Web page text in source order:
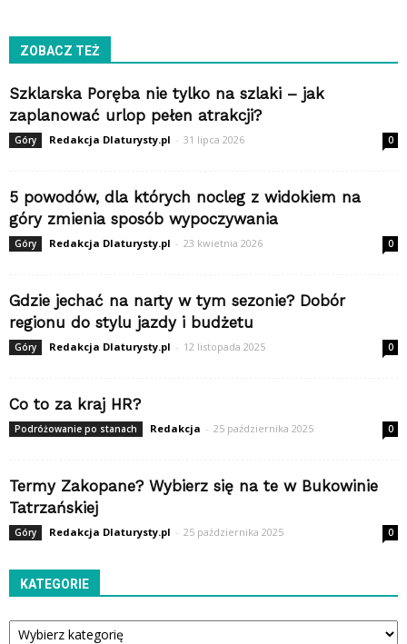
ZOBACZ TEŻ
Szklarska Poręba nie tylko na szlaki – jak
zaplanować urlop pełen atrakcji?
Góry Redakcja Dlaturysty.pl - 31 lipca 2026 0
5 powodów, dla których nocleg z widokiem na
góry zmienia sposób wypoczywania
Góry Redakcja Dlaturysty.pl - 23 kwietnia 2026 0
Gdzie jechać na narty w tym sezonie? Dobór
regionu do stylu jazdy i budżetu
Góry Redakcja Dlaturysty.pl - 12 listopada 2025 0
Co to za kraj HR?
Podróżowanie po stanach Redakcja - 25 października 2025 0
Termy Zakopane? Wybierz się na te w Bukowinie
Tatrzańskiej
Góry Redakcja Dlaturysty.pl - 25 października 2025 0
KATEGORIE
Kategorie